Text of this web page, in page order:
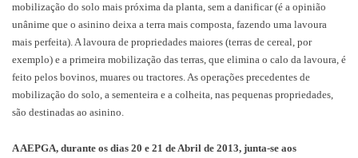
mobilização do solo mais próxima da planta, sem a danificar (é a opinião
unânime que o asinino deixa a terra mais composta, fazendo uma lavoura
mais perfeita). A lavoura de propriedades maiores (terras de cereal, por
exemplo) e a primeira mobilização das terras, que elimina o calo da lavoura, é
feito pelos bovinos, muares ou tractores. As operações precedentes de
mobilização do solo, a sementeira e a colheita, nas pequenas propriedades,
são destinadas ao asinino.
A AEPGA, durante os dias 20 e 21 de Abril de 2013, junta-se aos